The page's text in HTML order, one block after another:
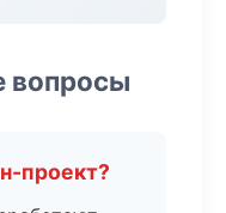
вопросы
проект?